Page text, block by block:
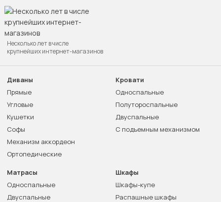
Несколько лет в числе
крупнейших интернет-магазинов
Диваны
Прямые
Угловые
Кушетки
Софы
Механизм аккордеон
Ортопедические
Кровати
Односпальные
Полутороспальные
Двуспальные
С подъемным механизмом
Матрасы
Односпальные
Двуспальные
Шкафы
Шкафы-купе
Распашные шкафы